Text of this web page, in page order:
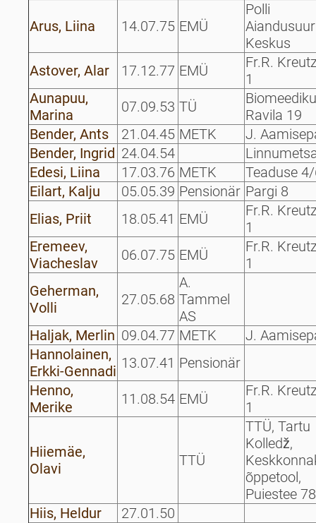
Arus, Liina 14.07.75 EMÜ
Polli
Keskus
Astover, Alar
17.12.77 EMÜ
Fr.R.
1
Aunapuu,
Marina
07.09.53 TÜ
Ravila 19
Bender, Ants
21.04.45 METK
J.
Bender, Ingrid 24.04.54
Edesi, Liina
17.03.76 METK
Teaduse
Eilart, Kalju
05.05.39 Pensionär Pargi 8
Elias, Priit
18.05.41 EMÜ
Fr.R.
1
Eremeev,
Viacheslav
06.07.75 EMÜ
Fr.R.
1
Geherman,
Volli
27.05.68
A.
Tammel
AS
Haljak, Merlin 09.04.77 METK
J.
Hannolainen,
Erkki-Gennadi 13.07.41 Pensionär
Henno,
Merike
11.08.54 EMÜ
Fr.R.
1
Hiiemäe,
Olavi
TTÜ
TTÜ, Tartu
Kolledž,
õppetool,
Puiestee 78
Hiis, Heldur
27.01.50